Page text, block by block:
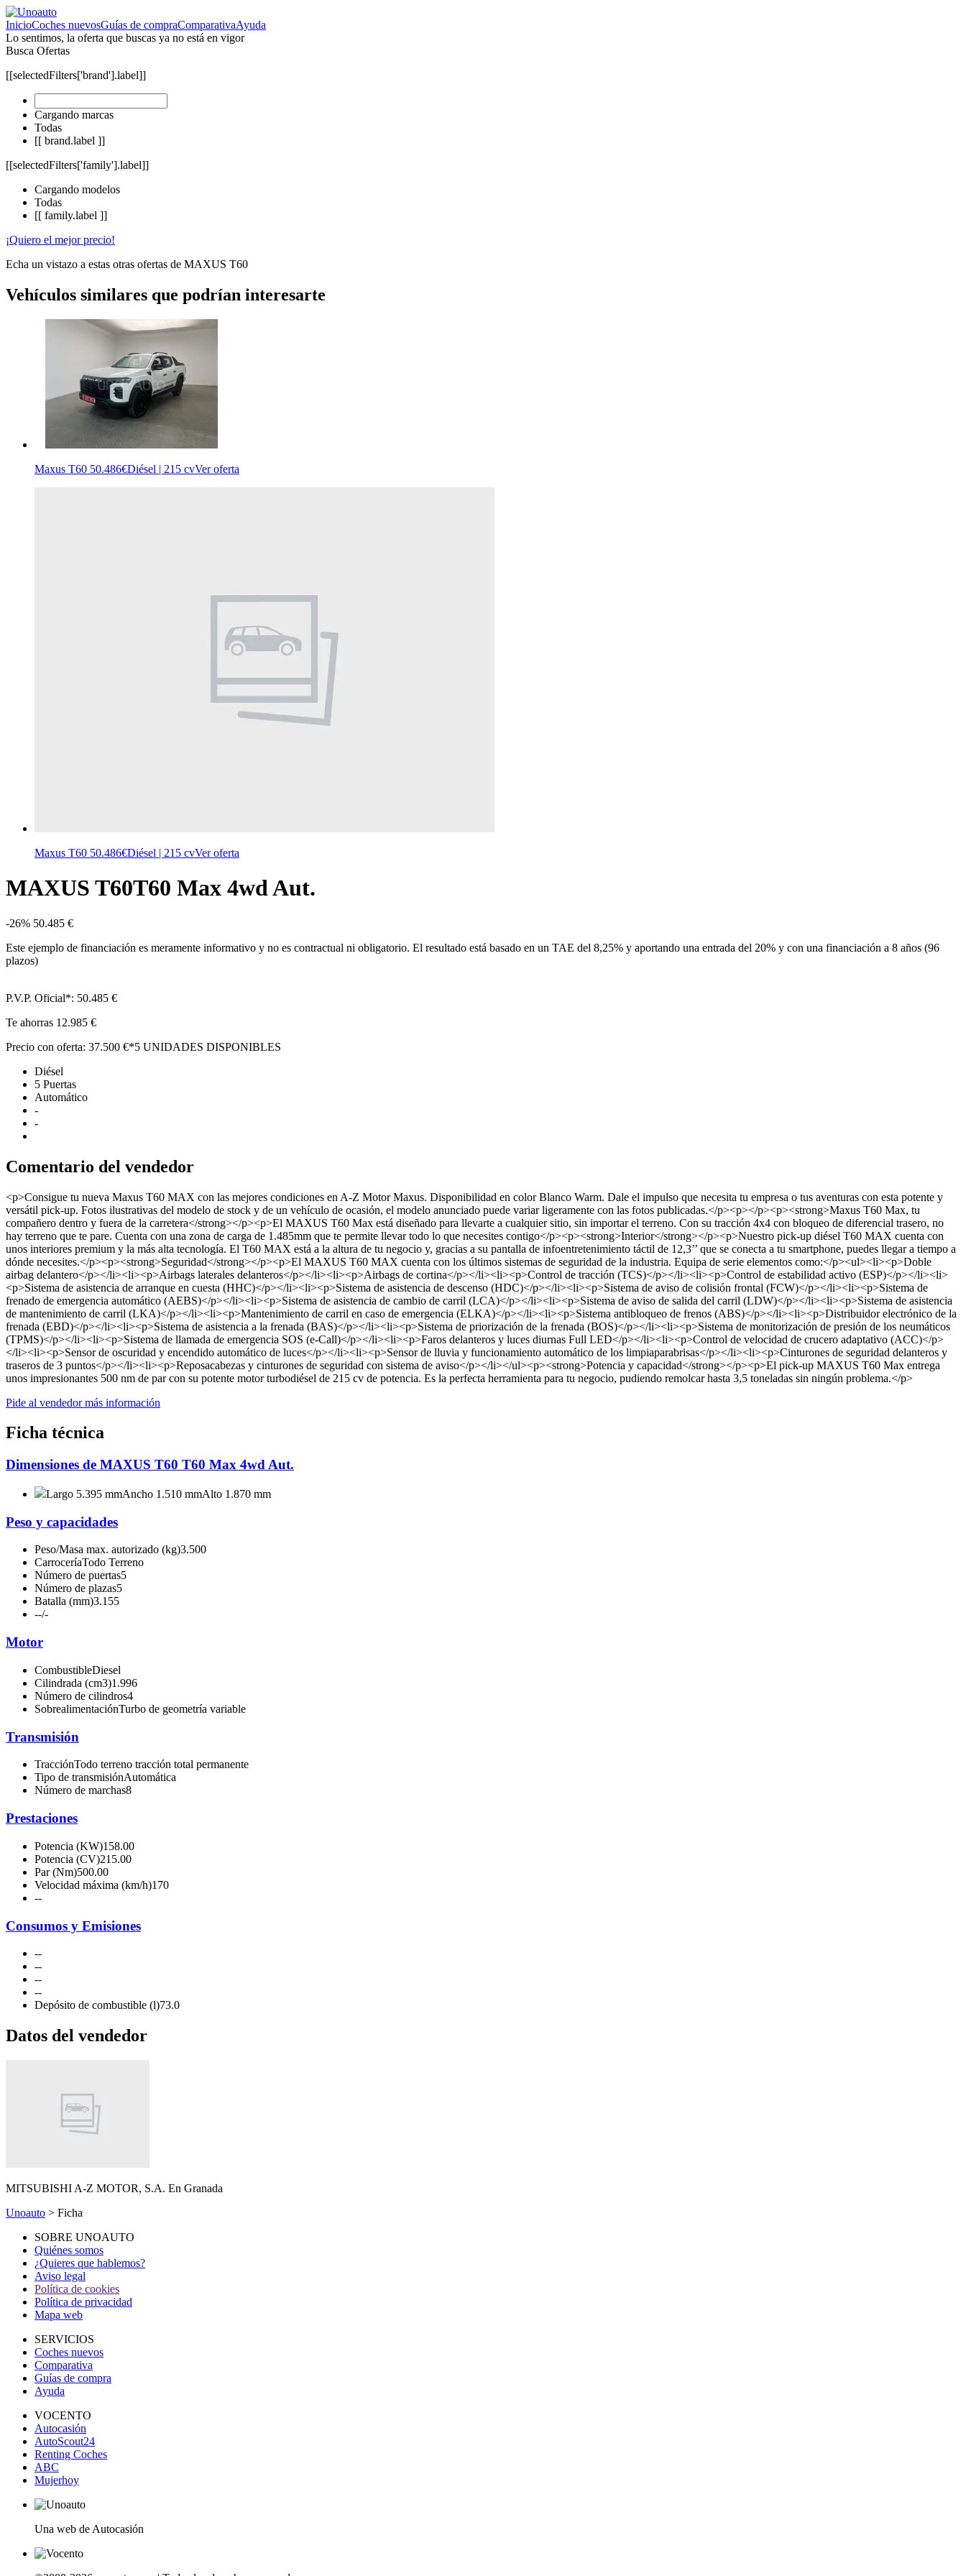
InicioCoches nuevosGuías de compraComparativaAyuda
Lo sentimos, la oferta que buscas ya no está en vigor
Busca Ofertas
[[selectedFilters['brand'].label]]
Cargando marcas
Todas
[[ brand.label ]]
[[selectedFilters['family'].label]]
Cargando modelos
Todas
[[ family.label ]]
¡Quiero el mejor precio!
Echa un vistazo a estas otras ofertas de MAXUS T60
Vehículos similares que podrían interesarte
Maxus T60 50.486€Diésel | 215 cvVer oferta
Maxus T60 50.486€Diésel | 215 cvVer oferta
MAXUS T60T60 Max 4wd Aut.
-26% 50.485 €
Este ejemplo de financiación es meramente informativo y no es contractual ni obligatorio. El resultado está basado en un TAE del 8,25% y aportando una entrada del 20% y con una financiación a 8 años (96
plazos)
P.V.P. Oficial*: 50.485 €
Te ahorras 12.985 €
Precio con oferta: 37.500 €*5 UNIDADES DISPONIBLES
Diésel
5 Puertas
Automático
-
-
Comentario del vendedor
<p>Consigue tu nueva Maxus T60 MAX con las mejores condiciones en A-Z Motor Maxus. Disponibilidad en color Blanco Warm. Dale el impulso que necesita tu empresa o tus aventuras con esta potente y
versátil pick-up. Fotos ilustrativas del modelo de stock y de un vehículo de ocasión, el modelo anunciado puede variar ligeramente con las fotos publicadas.</p><p></p><p><strong>Maxus T60 Max, tu
compañero dentro y fuera de la carretera</strong></p><p>El MAXUS T60 Max está diseñado para llevarte a cualquier sitio, sin importar el terreno. Con su tracción 4x4 con bloqueo de diferencial trasero, no
hay terreno que te pare. Cuenta con una zona de carga de 1.485mm que te permite llevar todo lo que necesites contigo</p><p><strong>Interior</strong></p><p>Nuestro pick-up diésel T60 MAX cuenta con
unos interiores premium y la más alta tecnología. El T60 MAX está a la altura de tu negocio y, gracias a su pantalla de infoentretenimiento táctil de 12,3’’ que se conecta a tu smartphone, puedes llegar a tiempo a
dónde necesites.</p><p><strong>Seguridad</strong></p><p>El MAXUS T60 MAX cuenta con los últimos sistemas de seguridad de la industria. Equipa de serie elementos como:</p><ul><li><p>Doble
airbag delantero</p></li><li><p>Airbags laterales delanteros</p></li><li><p>Airbags de cortina</p></li><li><p>Control de tracción (TCS)</p></li><li><p>Control de estabilidad activo (ESP)</p></li><li>
<p>Sistema de asistencia de arranque en cuesta (HHC)</p></li><li><p>Sistema de asistencia de descenso (HDC)</p></li><li><p>Sistema de aviso de colisión frontal (FCW)</p></li><li><p>Sistema de
frenado de emergencia automático (AEBS)</p></li><li><p>Sistema de asistencia de cambio de carril (LCA)</p></li><li><p>Sistema de aviso de salida del carril (LDW)</p></li><li><p>Sistema de asistencia
de mantenimiento de carril (LKA)</p></li><li><p>Mantenimiento de carril en caso de emergencia (ELKA)</p></li><li><p>Sistema antibloqueo de frenos (ABS)</p></li><li><p>Distribuidor electrónico de la
frenada (EBD)</p></li><li><p>Sistema de asistencia a la frenada (BAS)</p></li><li><p>Sistema de priorización de la frenada (BOS)</p></li><li><p>Sistema de monitorización de presión de los neumáticos
(TPMS)</p></li><li><p>Sistema de llamada de emergencia SOS (e-Call)</p></li><li><p>Faros delanteros y luces diurnas Full LED</p></li><li><p>Control de velocidad de crucero adaptativo (ACC)</p>
</li><li><p>Sensor de oscuridad y encendido automático de luces</p></li><li><p>Sensor de lluvia y funcionamiento automático de los limpiaparabrisas</p></li><li><p>Cinturones de seguridad delanteros y
traseros de 3 puntos</p></li><li><p>Reposacabezas y cinturones de seguridad con sistema de aviso</p></li></ul><p><strong>Potencia y capacidad</strong></p><p>El pick-up MAXUS T60 Max entrega
unos impresionantes 500 nm de par con su potente motor turbodiésel de 215 cv de potencia. Es la perfecta herramienta para tu negocio, pudiendo remolcar hasta 3,5 toneladas sin ningún problema.</p>
Pide al vendedor más información
Ficha técnica
Dimensiones de MAXUS T60 T60 Max 4wd Aut.
Largo 5.395 mmAncho 1.510 mmAlto 1.870 mm
Peso y capacidades
Peso/Masa max. autorizado (kg)3.500
CarroceríaTodo Terreno
Número de puertas5
Número de plazas5
Batalla (mm)3.155
--/-
Motor
CombustibleDiesel
Cilindrada (cm3)1.996
Número de cilindros4
SobrealimentaciónTurbo de geometría variable
Transmisión
TracciónTodo terreno tracción total permanente
Tipo de transmisiónAutomática
Número de marchas8
Prestaciones
Potencia (KW)158.00
Potencia (CV)215.00
Par (Nm)500.00
Velocidad máxima (km/h)170
--
Consumos y Emisiones
--
--
--
--
Depósito de combustible (l)73.0
Datos del vendedor
MITSUBISHI A-Z MOTOR, S.A. En Granada
Unoauto > Ficha
SOBRE UNOAUTO
Quiénes somos
¿Quieres que hablemos?
Aviso legal
Política de cookies
Política de privacidad
Mapa web
SERVICIOS
Coches nuevos
Comparativa
Guías de compra
Ayuda
VOCENTO
Autocasión
AutoScout24
Renting Coches
ABC
Mujerhoy
Una web de Autocasión